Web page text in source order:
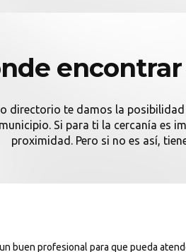
directorio te damos la
Si para ti la cercanía es
proximidad. Pero si no es así,
buen profesional para que pueda